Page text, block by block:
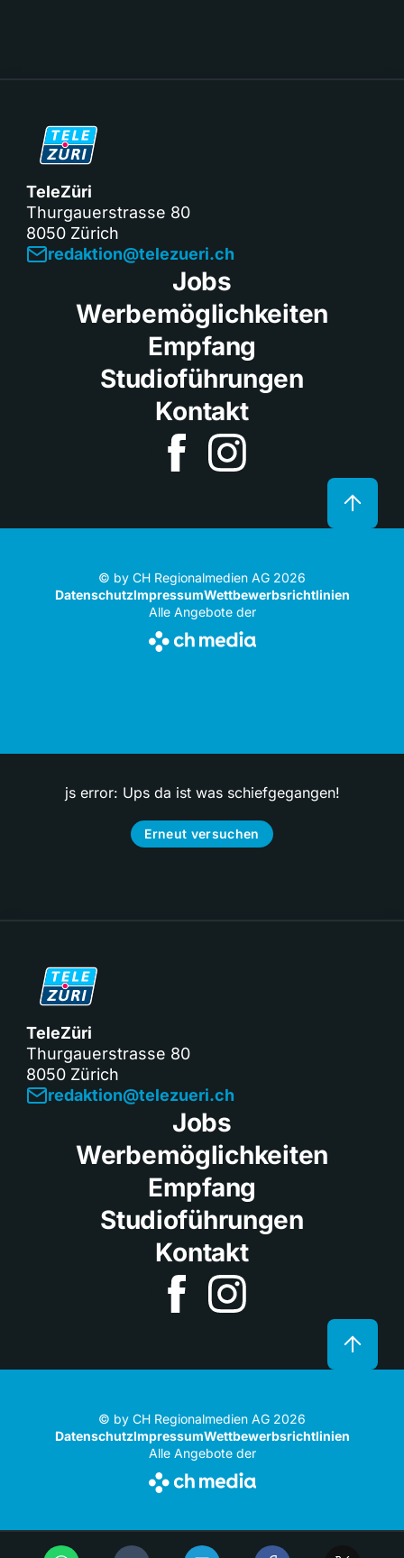
TeleZüri
Thurgauerstrasse 80
8050 Zürich
redaktion@telezueri.ch
Jobs
Werbemöglichkeiten
Empfang
Studioführungen
Kontakt
© by CH Regionalmedien AG 2026
DatenschutzImpressumWettbewerbsrichtlinien
Alle Angebote der
js error: Ups da ist was schiefgegangen!
Erneut versuchen
TeleZüri
Thurgauerstrasse 80
8050 Zürich
redaktion@telezueri.ch
Jobs
Werbemöglichkeiten
Empfang
Studioführungen
Kontakt
© by CH Regionalmedien AG 2026
DatenschutzImpressumWettbewerbsrichtlinien
Alle Angebote der